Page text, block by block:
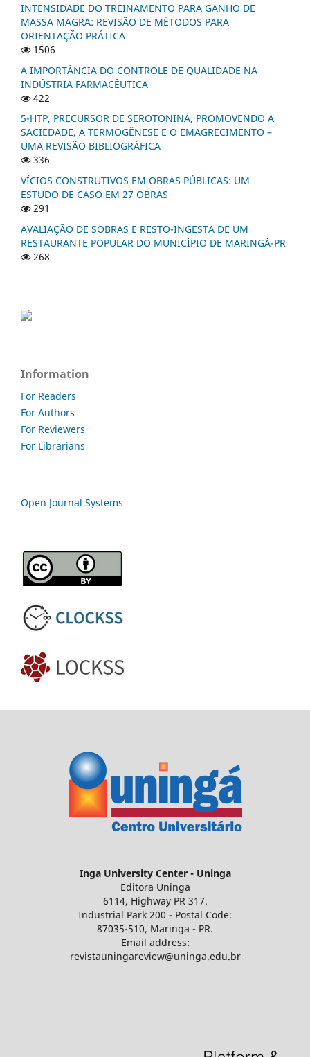
INTENSIDADE DO TREINAMENTO PARA GANHO DE
MASSA MAGRA: REVISÃO DE MÉTODOS PARA
ORIENTAÇÃO PRÁTICA
1506
A IMPORTÂNCIA DO CONTROLE DE QUALIDADE NA
INDÚSTRIA FARMACÊUTICA
422
5-HTP, PRECURSOR DE SEROTONINA, PROMOVENDO A
SACIEDADE, A TERMOGÊNESE E O EMAGRECIMENTO –
UMA REVISÃO BIBLIOGRÁFICA
336
VÍCIOS CONSTRUTIVOS EM OBRAS PÚBLICAS: UM
ESTUDO DE CASO EM 27 OBRAS
291
AVALIAÇÃO DE SOBRAS E RESTO-INGESTA DE UM
RESTAURANTE POPULAR DO MUNICÍPIO DE MARINGÁ-PR
268
Information
For Readers
For Authors
For Reviewers
For Librarians
Open Journal Systems
Inga University Center - Uninga
Editora Uninga
6114, Highway PR 317.
Industrial Park 200 - Postal Code:
87035-510, Maringa - PR.
Email address:
revistauningareview@uninga.edu.br